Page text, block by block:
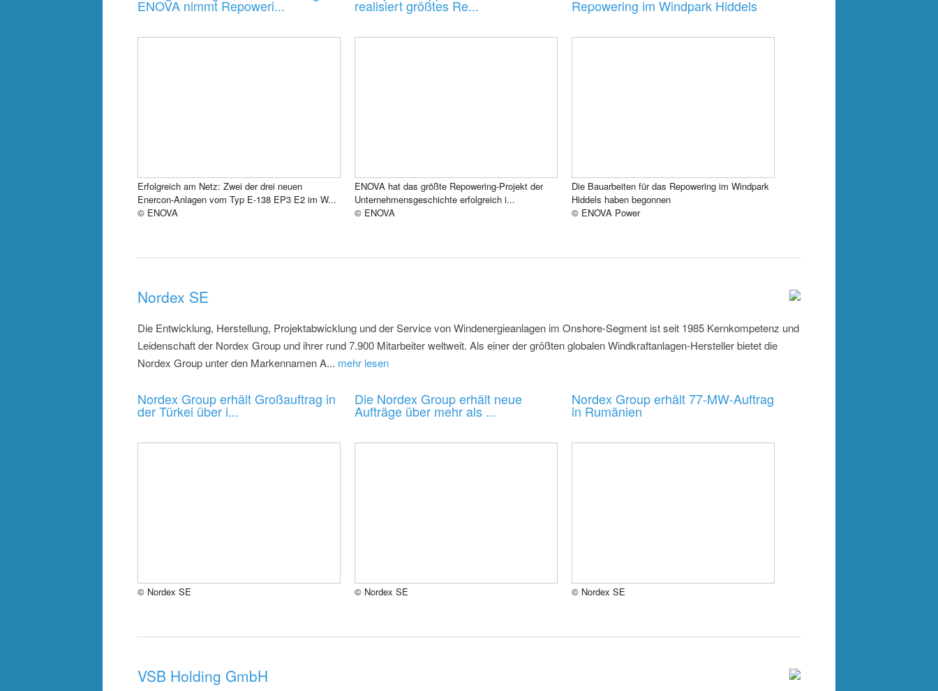
ENOVA nimmt Repoweri...
Erfolgreich am Netz: Zwei der drei neuen
Enercon-Anlagen vom Typ E-138 EP3 E2 im W...
© ENOVA
realisiert größtes Re...
ENOVA hat das größte Repowering-Projekt der
Unternehmensgeschichte erfolgreich i...
© ENOVA
Repowering im Windpark Hiddels
Die Bauarbeiten für das Repowering im Windpark
Hiddels haben begonnen
© ENOVA Power
Nordex SE
Die Entwicklung, Herstellung, Projektabwicklung und der Service von Windenergieanlagen im Onshore-Segment ist seit 1985 Kernkompetenz und
Leidenschaft der Nordex Group und ihrer rund 7.900 Mitarbeiter weltweit. Als einer der größten globalen Windkraftanlagen-Hersteller bietet die
Nordex Group unter den Markennamen A... mehr lesen
Nordex Group erhält Großauftrag in
der Türkei über i...
© Nordex SE
Die Nordex Group erhält neue
Aufträge über mehr als ...
© Nordex SE
Nordex Group erhält 77-MW-Auftrag
in Rumänien
© Nordex SE
VSB Holding GmbH